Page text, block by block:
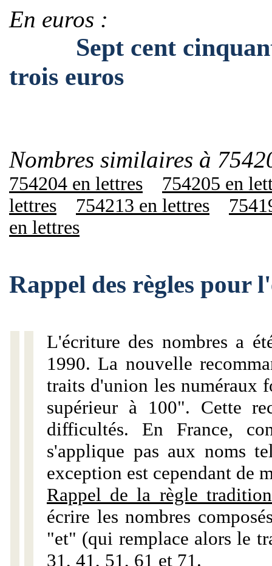
En euros :
Sept cent
trois euros
Nombres similaires à
754204 en lettres
754205 en
lettres
754213 en lettres
en lettres
Rappel des règles pour
L'écriture des nombres a
1990. La nouvelle
traits d'union les numéraux
supérieur à 100". Cette
difficultés. En France,
s'applique pas aux noms
exception est cependant de
Rappel de la règle
écrire les nombres
"et" (qui remplace alors le
31, 41, 51, 61 et 71.